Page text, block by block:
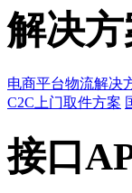
解决方
电商平台物流解决
C2C上门取件方案
接口